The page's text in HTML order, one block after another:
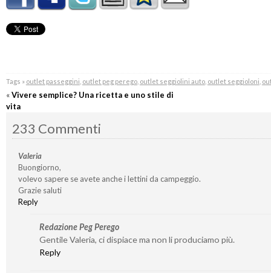
Tags » outlet passeggini outlet peg perego, outlet seggiolini auto, outlet seggioloni
«Vivere semplice? Una ricetta e uno stile di
vita
233 Commenti
Valeria
Buongiorno,
volevo sapere se avete anche i lettini da campeggio.
Grazie saluti
Reply
Redazione Peg Perego
Gentile Valeria, ci dispiace ma non li produciamo più.
Reply